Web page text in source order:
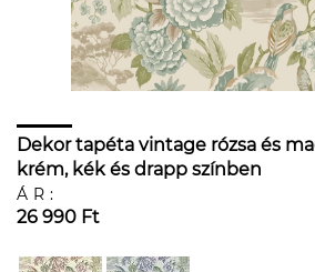
Dekor tapéta vintage rózsa és
krém, kék és drapp színben
ÁR:
26 990 Ft